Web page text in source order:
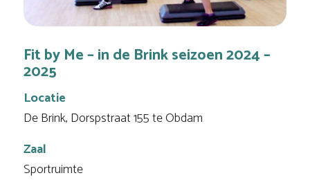
Fit by Me – in de Brink seizoen 2024 –
2025
Locatie
De Brink, Dorspstraat 155 te Obdam
Zaal
Sportruimte